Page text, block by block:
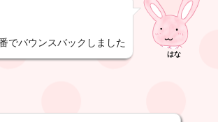
でバウンスバックしました
はな